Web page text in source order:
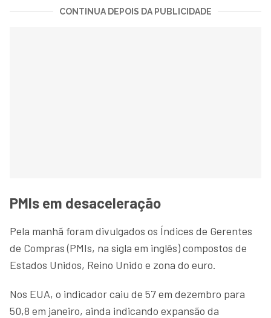
CONTINUA DEPOIS DA PUBLICIDADE
PMIs em desaceleração
Pela manhã foram divulgados os Índices de Gerentes
de Compras (PMIs, na sigla em inglês) compostos de
Estados Unidos, Reino Unido e zona do euro.
Nos EUA, o indicador caiu de 57 em dezembro para
50,8 em janeiro, ainda indicando expansão da